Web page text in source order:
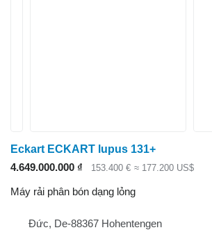
Eckart ECKART lupus 131+
4.649.000.000 ₫
153.400 € ≈ 177.200 US$
Máy rải phân bón dạng lỏng
Đức, De-88367 Hohentengen